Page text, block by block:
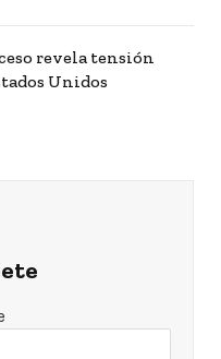
revela tensión
Unidos